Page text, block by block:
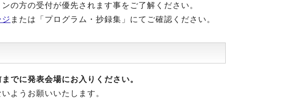
の方の受付が優先されます事をご了解ください。
または「プログラム・抄録集」にてご確認ください。
までに発表会場にお入りください。
ようお願いいたします。